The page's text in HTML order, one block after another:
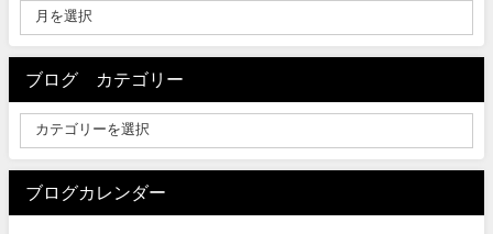
ブログ カテゴリー
ブログカレンダー